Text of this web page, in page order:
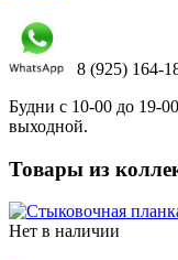
8 (925) 164-
Будни с 10-00 до 19-
выходной.
Товары из
Нет в наличии